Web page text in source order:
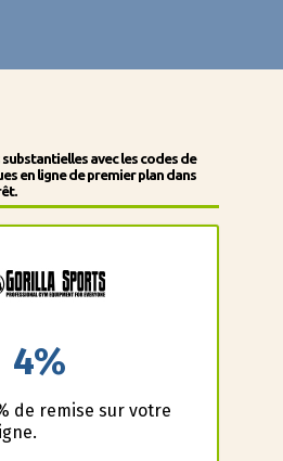
avec les codes de
en ligne de premier plan dans
4%
de remise sur votre